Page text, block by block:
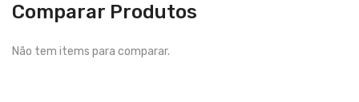
Comparar Produtos
Não tem items para comparar.